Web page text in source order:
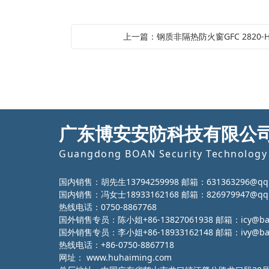
上一篇：钢质非隔热防火窗GFC 2820-
广东博安安防科技有限公
Guangdong BOAN Security
国内销售：胡先生13794259998 邮箱：
国内销售：冯女士18933162168 邮箱：
热线电话：0750-8867768
国外销售专员：陈小姐+86-13827061938 邮箱：
国外销售专员：李小姐+86-18933162148 邮箱：
热线电话：+86-0750-8867718
网址： www.huhaiming.com